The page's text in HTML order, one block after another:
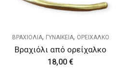
ΒΡΑΧΙΟΛΙΑ, ΓΥΝΑΙΚΕΙΑ, ΟΡΕΙΧΑΛΚΟ
Βραχιόλι από ορείχαλκο
18,00€